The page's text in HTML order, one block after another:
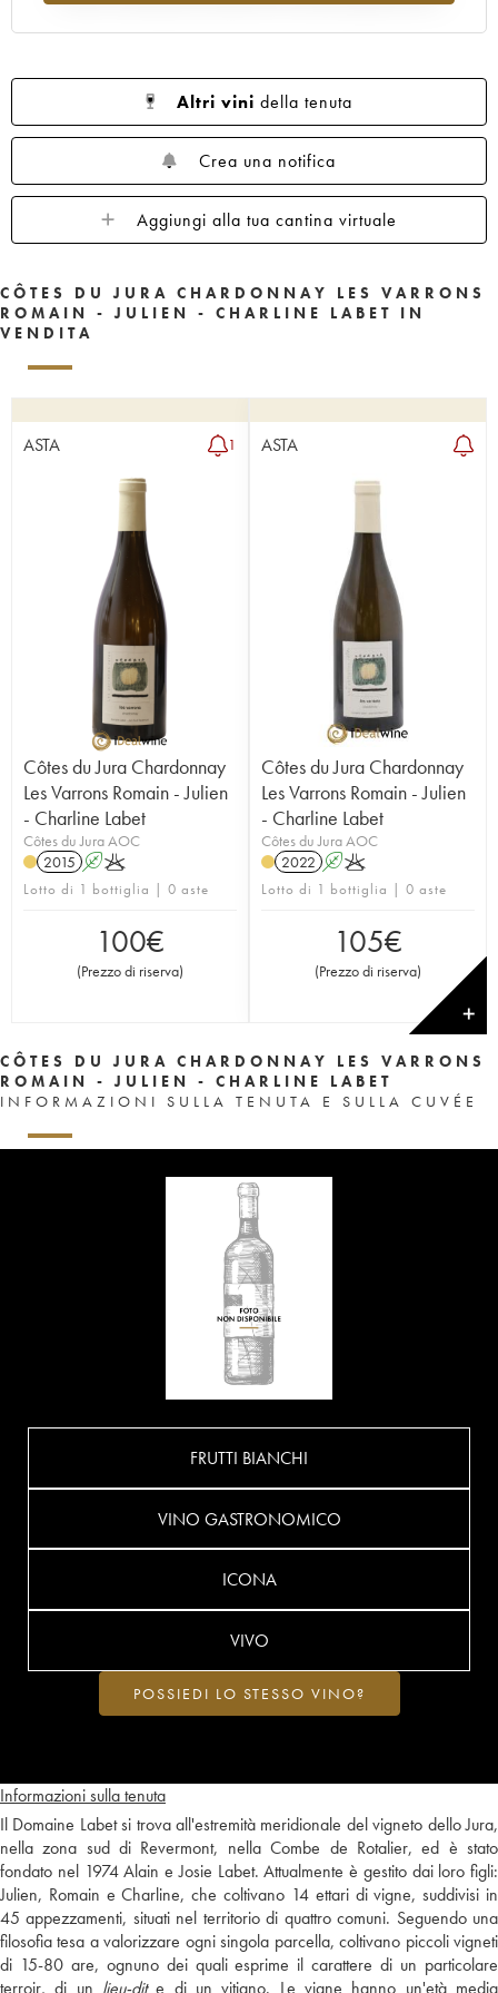
Altri vini della tenuta
Crea una notifica
Aggiungi alla tua cantina virtuale
CÔTES DU JURA CHARDONNAY LES VARRONS
ROMAIN - JULIEN - CHARLINE LABET IN
VENDITA
ASTA 1
Côtes du Jura Chardonnay
Les Varrons Romain - Julien
- Charline Labet
Côtes du Jura AOC
2015 AK
Lotto di 1 bottiglia | 0 aste
100€
(Prezzo di riserva)
ASTA
Côtes du Jura Chardonnay
Les Varrons Romain - Julien
- Charline Labet
Côtes du Jura AOC
2022 AK
Lotto di 1 bottiglia | 0 aste
105€
(Prezzo di riserva)
✕
CÔTES DU JURA CHARDONNAY LES VARRONS
ROMAIN - JULIEN - CHARLINE LABET
INFORMAZIONI SULLA TENUTA E SULLA CUVÉE
Informazioni sulla tenuta
Il Domaine Labet si trova all'estremità meridionale del vigneto dello Jura,
nella zona sud di Revermont, nella Combe de Rotalier, ed è stato
fondato nel 1974 Alain e Josie Labet. Attualmente è gestito dai loro figli:
Julien, Romain e Charline, che coltivano 14 ettari di vigne, suddivisi in
45 appezzamenti, situati nel territorio di quattro comuni. Seguendo una
filosofia tesa a valorizzare ogni singola parcella, coltivano piccoli vigneti
di 15-80 are, ognuno dei quali esprime il carattere di un particolare
terroir, di un lieu-dite di un vitigno. Le vigne hanno un'età media
FRUTTI BIANCHI
VINO GASTRONOMICO
ICONA
VIVO
POSSIEDI LO STESSO VINO?